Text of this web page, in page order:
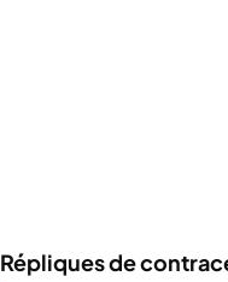
Répliques de